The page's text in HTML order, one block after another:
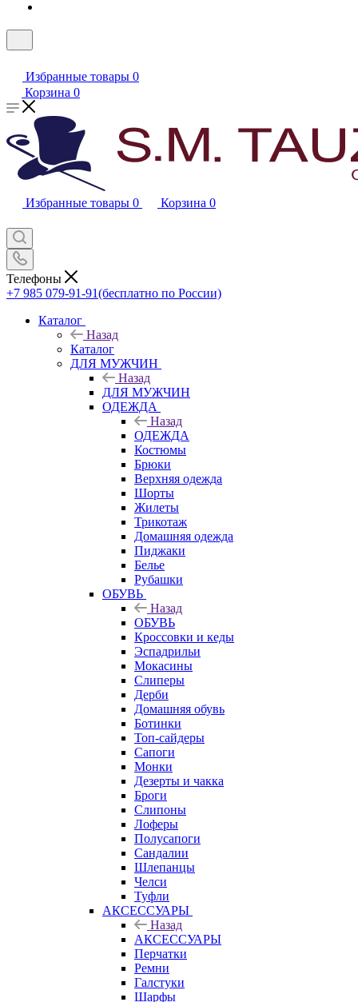
Избранные товары 0
Корзина 0
Избранные товары 0 Корзина 0
Телефоны
+7 985 079-91-91(бесплатно по России)
Каталог
Назад
Каталог
ДЛЯ МУЖЧИН
Назад
ДЛЯ МУЖЧИН
ОДЕЖДА
Назад
ОДЕЖДА
Костюмы
Брюки
Верхняя одежда
Шорты
Жилеты
Трикотаж
Домашняя одежда
Пиджаки
Белье
Рубашки
ОБУВЬ
Назад
ОБУВЬ
Кроссовки и кеды
Эспадрильи
Мокасины
Слиперы
Дерби
Домашняя обувь
Ботинки
Топ-сайдеры
Сапоги
Монки
Дезерты и чакка
Броги
Слипоны
Лоферы
Полусапоги
Сандалии
Шлепанцы
Челси
Туфли
АКСЕССУАРЫ
Назад
АКСЕССУАРЫ
Перчатки
Ремни
Галстуки
Шарфы